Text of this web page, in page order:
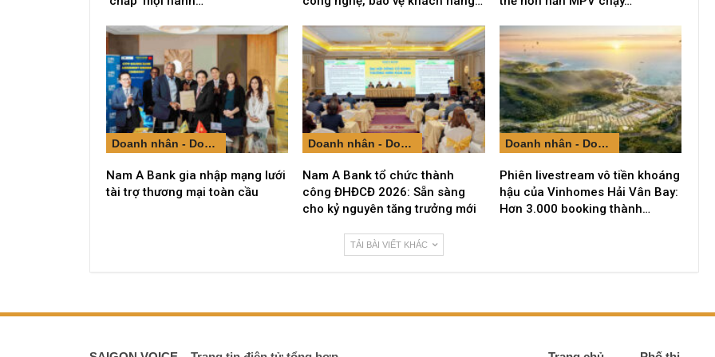
Doanh nhân - Doanh nghiệp
Nam A Bank gia nhập mạng lưới
tài trợ thương mại toàn cầu
Doanh nhân - Doanh nghiệp
Nam A Bank tổ chức thành
công ĐHĐCĐ 2026: Sẵn sàng
cho kỷ nguyên tăng trưởng mới
Doanh nhân - Doanh nghiệp
Phiên livestream vô tiền khoáng
hậu của Vinhomes Hải Vân Bay:
Hơn 3.000 booking thành…
TẢI BÀI VIẾT KHÁC